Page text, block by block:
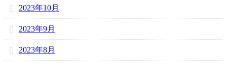
2023年10月
2023年9月
2023年8月